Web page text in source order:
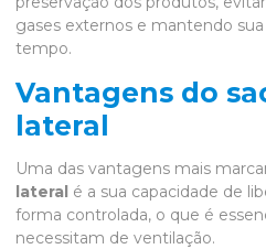
gases externos e mantendo
tempo.
Vantagens do
lateral
Uma das vantagens mais
lateral é a sua capacidade de
forma controlada, o que é
necessitam de ventilação.